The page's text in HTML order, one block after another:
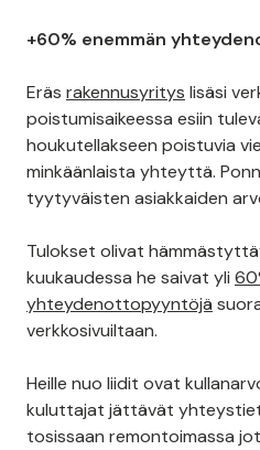
+60% enemmän
Eräs rakennusyritys lisäsi
poistumisaikeessa esiin
houkutellakseen poistuvia
minkäänlaista yhteyttä.
tyytyväisten asiakkaiden
Tulokset olivat
kuukaudessa he saivat yli
yhteydenottopyyntöjä
verkkosivuiltaan.
Heille nuo liidit ovat
kuluttajat jättävät
tosissaan remontoimassa